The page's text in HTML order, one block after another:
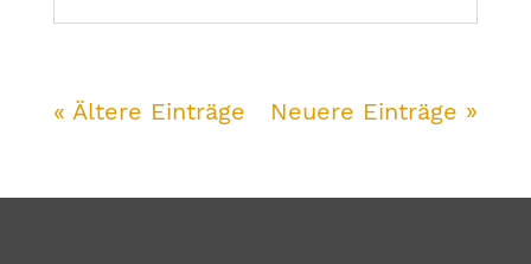
« Ältere Einträge Neuere Einträge »